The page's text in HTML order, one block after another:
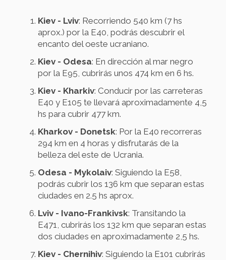
Kiev - Lviv: Recorriendo 540 km (7 hs
aprox.) por la E40, podrás descubrir el
encanto del oeste ucraniano.
Kiev - Odesa: En dirección al mar negro
por la E95, cubrirás unos 474 km en 6 hs.
Kiev - Kharkiv: Conducir por las carreteras
E40 y E105 te llevará aproximadamente 4,5
hs para cubrir 477 km.
Kharkov - Donetsk: Por la E40 recorreras
294 km en 4 horas y disfrutarás de la
belleza del este de Ucrania.
Odesa - Mykolaiv: Siguiendo la E58,
podrás cubrir los 136 km que separan estas
ciudades en 2.5 hs aprox.
Lviv - Ivano-Frankivsk: Transitando la
E471, cubrirás los 132 km que separan estas
dos ciudades en aproximadamente 2,5 hs.
Kiev - Chernihiv: Siguiendo la E101 cubrirás